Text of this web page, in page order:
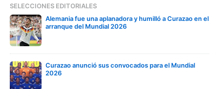
SELECCIONES EDITORIALES
Alemania fue una aplanadora y humilló a Curazao en el
arranque del Mundial 2026
Curazao anunció sus convocados para el Mundial
2026